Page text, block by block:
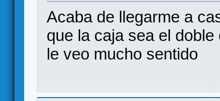
Acaba de llegarme a
que la caja sea el
le veo mucho sentido